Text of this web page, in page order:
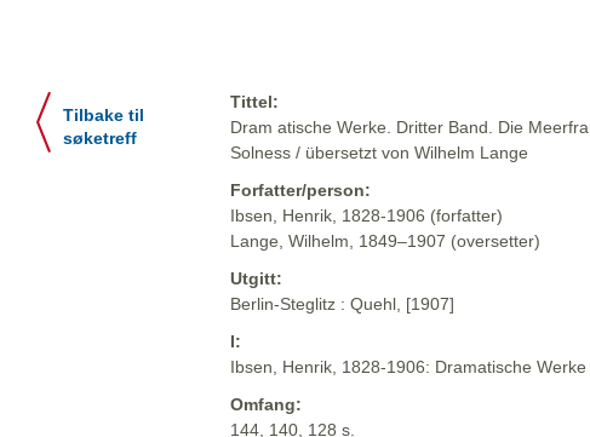
Tilbake til
søketreff
Tittel:
Dram atische Werke. Dritter Band. Die
Solness / übersetzt von Wilhelm Lange
Forfatter/person:
Ibsen, Henrik, 1828-1906 (forfatter)
Lange, Wilhelm, 1849–1907 (oversetter)
Utgitt:
Berlin-Steglitz : Quehl, [1907]
I:
Ibsen, Henrik, 1828-1906: Dramatische
Omfang:
144, 140, 128 s.